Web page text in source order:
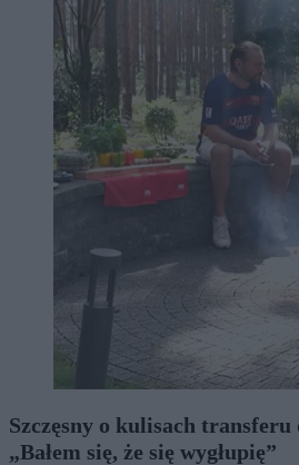
Szczęsny o kulisach transferu
„Bałem się, że się wygłupię”